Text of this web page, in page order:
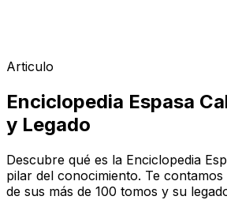
Articulo
Enciclopedia Espasa
y Legado
Descubre qué es la Enciclopedia
pilar del conocimiento. Te
de sus más de 100 tomos y su